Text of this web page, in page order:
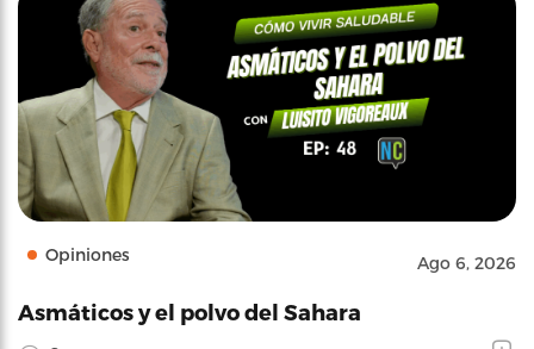
Opiniones Ago 6, 2026
Asmáticos y el polvo del Sahara